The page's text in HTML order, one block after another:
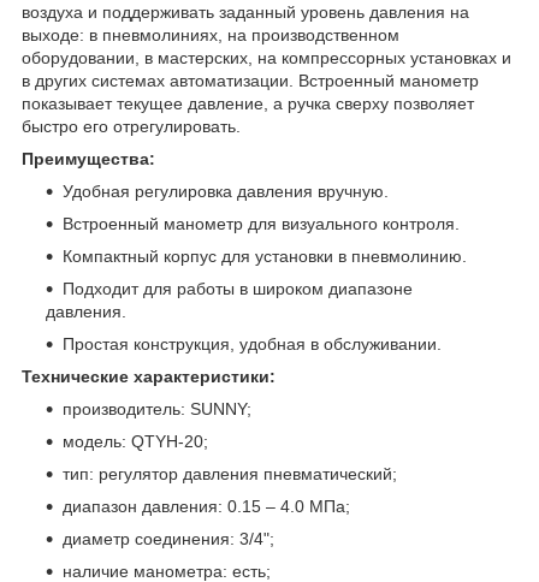
воздуха и поддерживать заданный уровень давления на
выходе: в пневмолиниях, на производственном
оборудовании, в мастерских, на компрессорных установках и
в других системах автоматизации. Встроенный манометр
показывает текущее давление, а ручка сверху позволяет
быстро его отрегулировать.
Преимущества:
Удобная регулировка давления вручную.
Встроенный манометр для визуального контроля.
Компактный корпус для установки в пневмолинию.
Подходит для работы в широком диапазоне
давления.
Простая конструкция, удобная в обслуживании.
Технические характеристики:
производитель: SUNNY;
модель: QTYH-20;
тип: регулятор давления пневматический;
диапазон давления: 0.15 – 4.0 МПа;
диаметр соединения: 3/4";
наличие манометра: есть;